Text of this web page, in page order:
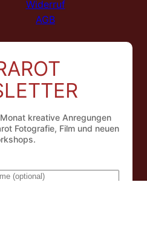
Widerruf
AGB
kreative Anregungen
Fotografie, Film und neuen